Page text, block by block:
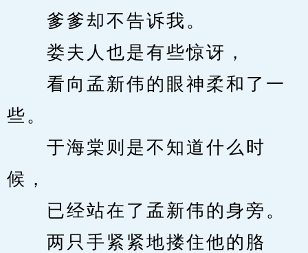
爹爹却不告诉我。
娄夫人也是有些惊讶，
看向孟新伟的眼神柔和了一
些。
于海棠则是不知道什么时
候，
已经站在了孟新伟的身旁。
两只手紧紧地搂住他的胳